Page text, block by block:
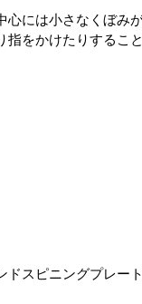
心には小さなくぼみ
指をかけたりするこ
ドスピニングプレー